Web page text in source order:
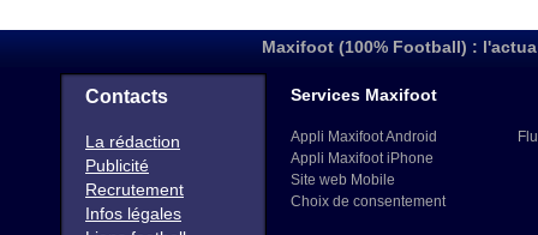
Maxifoot (100% Football) :
Contacts
La rédaction
Publicité
Recrutement
Infos légales
Services Maxifoot
Appli Maxifoot Android
Appli Maxifoot iPhone
Site web Mobile
Choix de consentement